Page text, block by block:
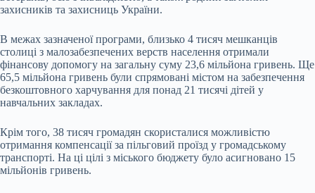
захисників та захисниць України.
В межах зазначеної програми, близько 4 тисяч мешканців
столиці з малозабезпечених верств населення отримали
фінансову допомогу на загальну суму 23,6 мільйона гривень. Ще
65,5 мільйона гривень були спрямовані містом на забезпечення
безкоштовного харчування для понад 21 тисячі дітей у
навчальних закладах.
Крім того, 38 тисяч громадян скористалися можливістю
отримання компенсації за пільговий проїзд у громадському
транспорті. На ці цілі з міського бюджету було асигновано 15
мільйонів гривень.